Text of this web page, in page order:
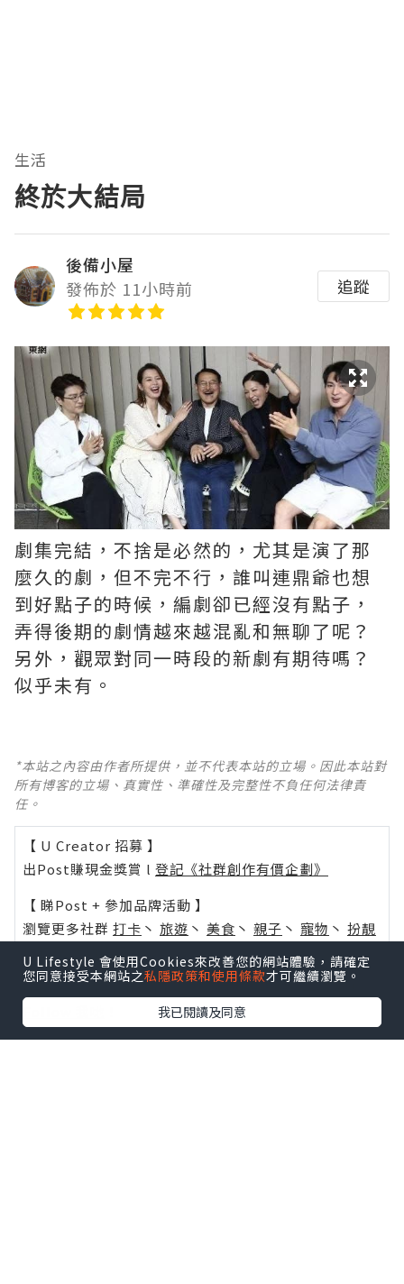
生活
終於大結局
後備小屋
發佈於 11小時前
追蹤
劇集完結，不捨是必然的，尤其是演了那
麼久的劇，但不完不行，誰叫連鼎爺也想
到好點子的時候，編劇卻已經沒有點子，
弄得後期的劇情越來越混亂和無聊了呢？ ​​​
另外，觀眾對同一時段的新劇有期待嗎？
似乎未有。
*本站之內容由作者所提供，並不代表本站的立場。因此本站對
所有博客的立場、真實性、準確性及完整性不負任何法律責
任。
【 U Creator 招募 】
出Post賺現金獎賞 l 登記《社群創作有價企劃》
【 睇Post + 參加品牌活動 】
瀏覽更多社群 打卡 丶 旅遊 丶 美食 丶 親子 丶 寵物 丶 扮靚
活動情報
U Blog開咗WhatsApp啦！發掘更多吃喝玩樂資訊！
U Lifestyle 會使用Cookies來改善您的網站體驗，請確定
您同意接受本網站之私隱政策和使用條款才可繼續瀏覽。
我已閱讀及同意